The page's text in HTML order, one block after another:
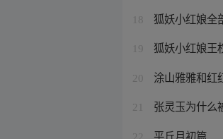
18 狐妖小红娘全
19 狐妖小红娘王
20 涂山雅雅和红
21 张灵玉为什么
22 平丘月初篇